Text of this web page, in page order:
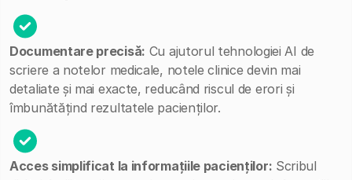
Documentare precisă: Cu ajutorul tehnologiei AI de
scriere a notelor medicale, notele clinice devin mai
detaliate și mai exacte, reducând riscul de erori și
îmbunătățind rezultatele pacienților.
Acces simplificat la informațiile pacienților: Scribul